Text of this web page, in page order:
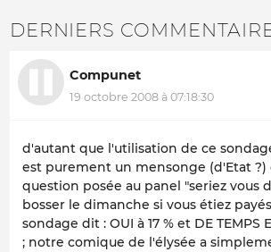
DERNIERS
Compunet
19 octobre 2008 à 07:18:30
d'autant que l'utilisation de ce
est purement un mensonge (d'Etat ?)
question posée au panel "seriez vous
bosser le dimanche si vous étiez
sondage dit : OUI à 17 % et DE TEMPS
; notre comique de l'élysée a